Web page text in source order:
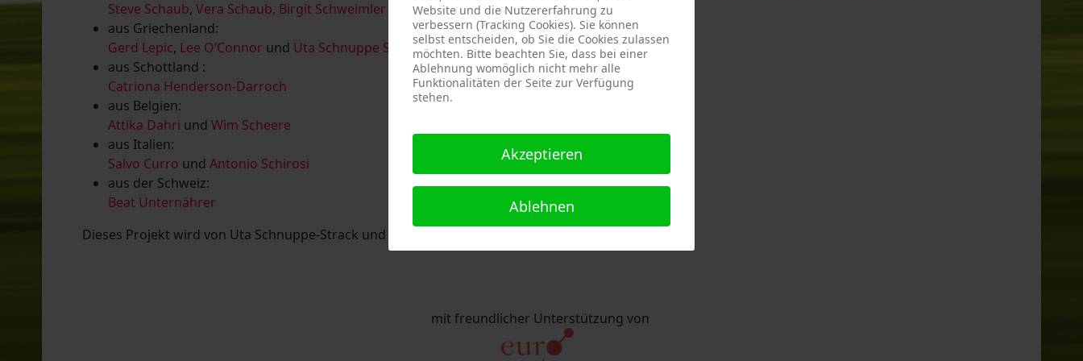
Steve Schaub, Vera Schaub, Birgit Schweimler & Serge DevadderundRolf Thärichen
aus Griechenland:
Gerd Lepic, Lee O’Connor und Uta Schnuppe Strack
aus Schottland :
Catriona Henderson-Darroch
aus Belgien:
Attika Dahri und Wim Scheere
aus Italien:
Salvo Curro und Antonio Schirosi
aus der Schweiz:
Beat Unternährer
Dieses Projekt wird von Uta Schnuppe-Strack und Eric Schaftlein organisiert.
mit freundlicher Unterstützung von
Website und die Nutzererfahrung zu
verbessern (Tracking Cookies). Sie können
selbst entscheiden, ob Sie die Cookies zulassen
möchten. Bitte beachten Sie, dass bei einer
Ablehnung womöglich nicht mehr alle
Funktionalitäten der Seite zur Verfügung
stehen.
Akzeptieren
Ablehnen